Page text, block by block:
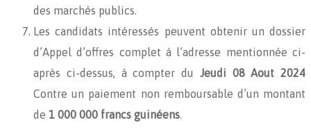
des marchés publics.
Les candidats intéressés peuvent obtenir un dossier
d’Appel d’offres complet à l’adresse mentionnée ci-
après ci-dessus, à compter du Jeudi 08 Aout 2024
Contre un paiement non remboursable d’un montant
de 1 000 000 francs guinéens.